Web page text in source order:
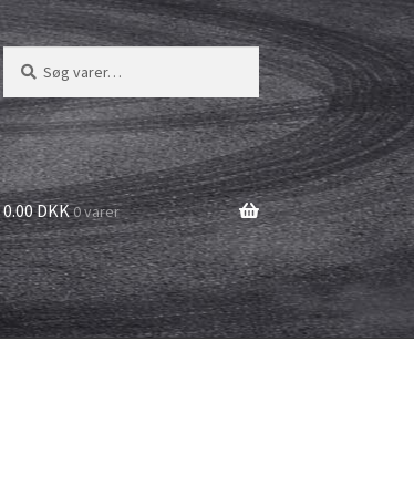
Søg
efter:
Søg
0.00 DKK0 varer